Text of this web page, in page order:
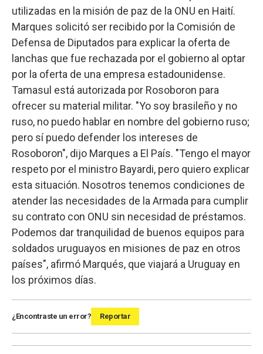
utilizadas en la misión de paz de la ONU en Haití.
Marques solicitó ser recibido por la Comisión de
Defensa de Diputados para explicar la oferta de
lanchas que fue rechazada por el gobierno al optar
por la oferta de una empresa estadounidense.
Tamasul está autorizada por Rosoboron para
ofrecer su material militar. "Yo soy brasileño y no
ruso, no puedo hablar en nombre del gobierno ruso;
pero sí puedo defender los intereses de
Rosoboron", dijo Marques a El País. "Tengo el mayor
respeto por el ministro Bayardi, pero quiero explicar
esta situación. Nosotros tenemos condiciones de
atender las necesidades de la Armada para cumplir
su contrato con ONU sin necesidad de préstamos.
Podemos dar tranquilidad de buenos equipos para
soldados uruguayos en misiones de paz en otros
países", afirmó Marqués, que viajará a Uruguay en
los próximos días.
¿Encontraste un error? Reportar